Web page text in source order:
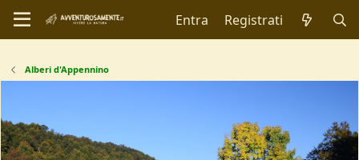
Entra Registrati
Alberi d'Appennino